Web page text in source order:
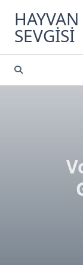
content
HAYVAN
SEVGISI